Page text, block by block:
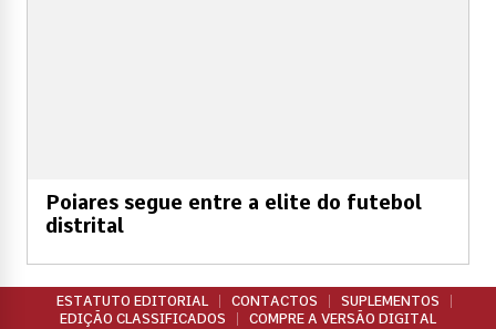
Poiares segue entre a elite do futebol
distrital
ESTATUTO EDITORIAL CONTACTOS
SUPLEMENTOS
EDIÇÃO CLASSIFICADOS
COMPRE A VERSÃO DIGITAL